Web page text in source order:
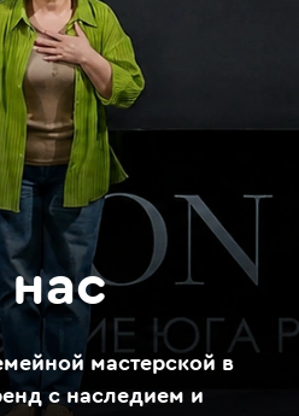
мастерской в
с наследием и